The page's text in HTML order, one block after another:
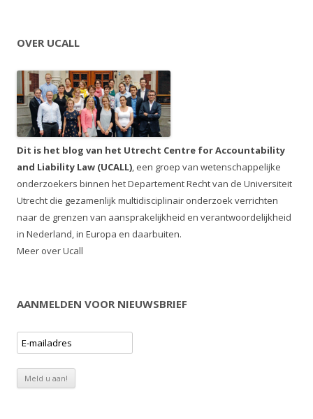
OVER UCALL
Dit is het blog van het Utrecht Centre for Accountability
and Liability Law (UCALL), een groep van wetenschappelijke
onderzoekers binnen het Departement Recht van de Universiteit
Utrecht die gezamenlijk multidisciplinair onderzoek verrichten
naar de grenzen van aansprakelijkheid en verantwoordelijkheid
in Nederland, in Europa en daarbuiten.
Meer over Ucall
AANMELDEN VOOR NIEUWSBRIEF